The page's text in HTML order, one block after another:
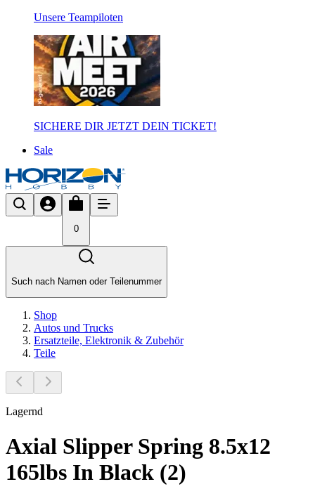
Unsere Teampiloten
SICHERE DIR JETZT DEIN TICKET!
Sale
0
Such nach Namen oder Teilenummer
Shop
Autos und Trucks
Ersatzteile, Elektronik & Zubehör
Teile
Lagernd
Axial Slipper Spring 8.5x12
165lbs In Black (2)